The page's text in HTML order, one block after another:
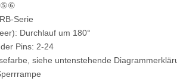
Serie
Durchlauf um 180°
Pins: 2-24
siehe untenstehende